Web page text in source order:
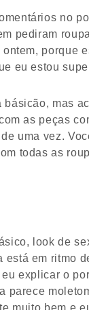
no
pediram
porque
eu estou
básicão, mas
as peças
uma vez.
todas as
look de
está em ritmo
explicar o
parece